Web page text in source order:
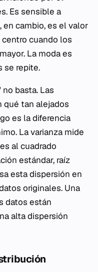
Es sensible a
en cambio, es el valor
cuando los
La moda es
se repite.
basta. Las
qué tan alejados
es la diferencia
La varianza mide
al cuadrado
estándar, raíz
esta dispersión en
originales. Una
datos están
alta dispersión